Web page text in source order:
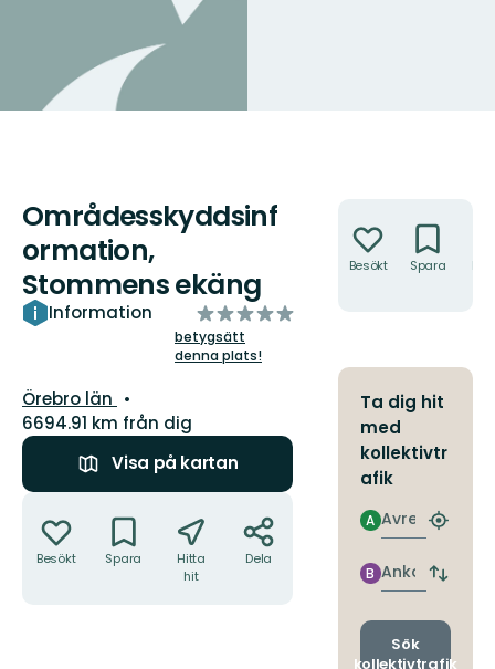
Områdesskyddsinf
ormation,
Stommens ekäng
Information
av
5
stjärnor
betygsätt
denna plats!
Län:
Örebro län
6694.91 km från dig
Visa på kartan
Besökt Spara
Hitta
hit
Dela
Besökt Spara
Ta dig hit
med
kollektivtr
afik
Avresa
A
Hitta
Ankomst
B
Byt
och
Sök
kollektivtrafik